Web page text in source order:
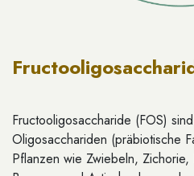
Fructooligosaccharide (FOS)
Oligosacchariden (präbiotische
Pflanzen wie Zwiebeln,